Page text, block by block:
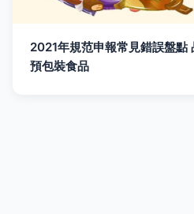
2021年規范申報常見錯誤盤點
預包裝食品